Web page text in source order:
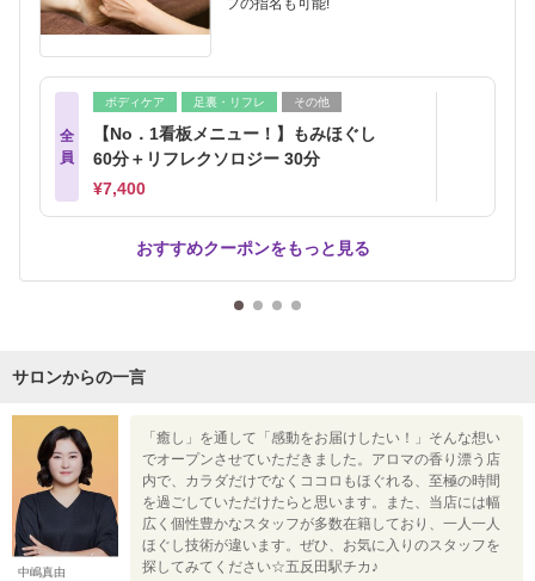
フの指名も可能!
全
員
ボディケア 足裏・リフレ その他
【No．1看板メニュー！】もみほぐし
60分＋リフレクソロジー 30分
¥7,400
おすすめクーポンをもっと見る
サロンからの一言
中嶋真由
「癒し」を通して「感動をお届けしたい！」そんな想い
でオープンさせていただきました。アロマの香り漂う店
内で、カラダだけでなくココロもほぐれる、至極の時間
を過ごしていただけたらと思います。また、当店には幅
広く個性豊かなスタッフが多数在籍しており、一人一人
ほぐし技術が違います。ぜひ、お気に入りのスタッフを
探してみてください☆五反田駅チカ♪